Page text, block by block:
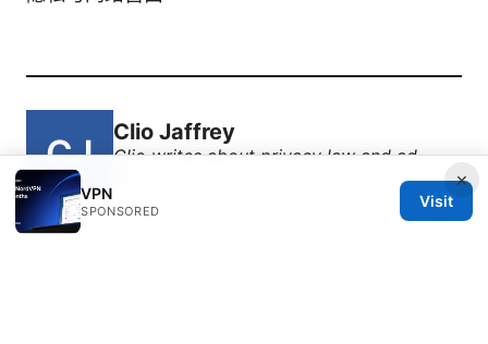
Clio Jaffrey
Clio writes about privacy law and ad-
Clio Jaffrey has been writing about consumer
×
VPN
SPONSORED
Visit